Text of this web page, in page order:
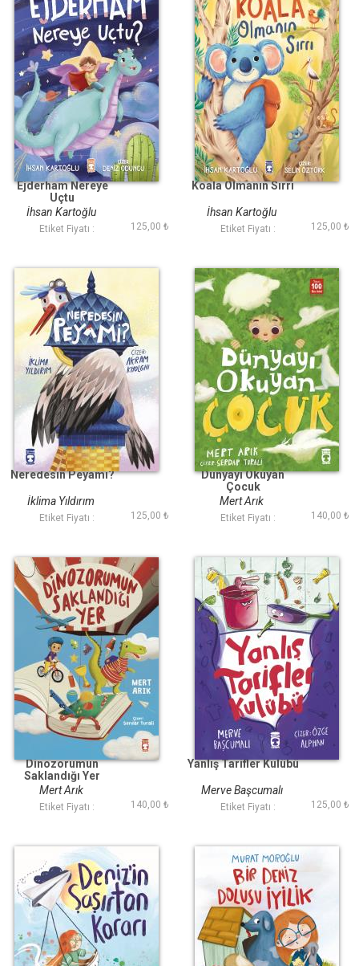
Ejderham Nereye
Uçtu
İhsan Kartoğlu
Etiket Fiyatı : 125,00 ₺
Koala Olmanın Sırrı
İhsan Kartoğlu
Etiket Fiyatı : 125,00 ₺
Neredesin Peyami?
İklima Yıldırım
Etiket Fiyatı : 125,00 ₺
Dünyayı Okuyan
Çocuk
Mert Arık
Etiket Fiyatı : 140,00 ₺
Dinozorumun
Saklandığı Yer
Mert Arık
Etiket Fiyatı : 140,00 ₺
Yanlış Tarifler Kulübü
Merve Başcumalı
Etiket Fiyatı : 125,00 ₺